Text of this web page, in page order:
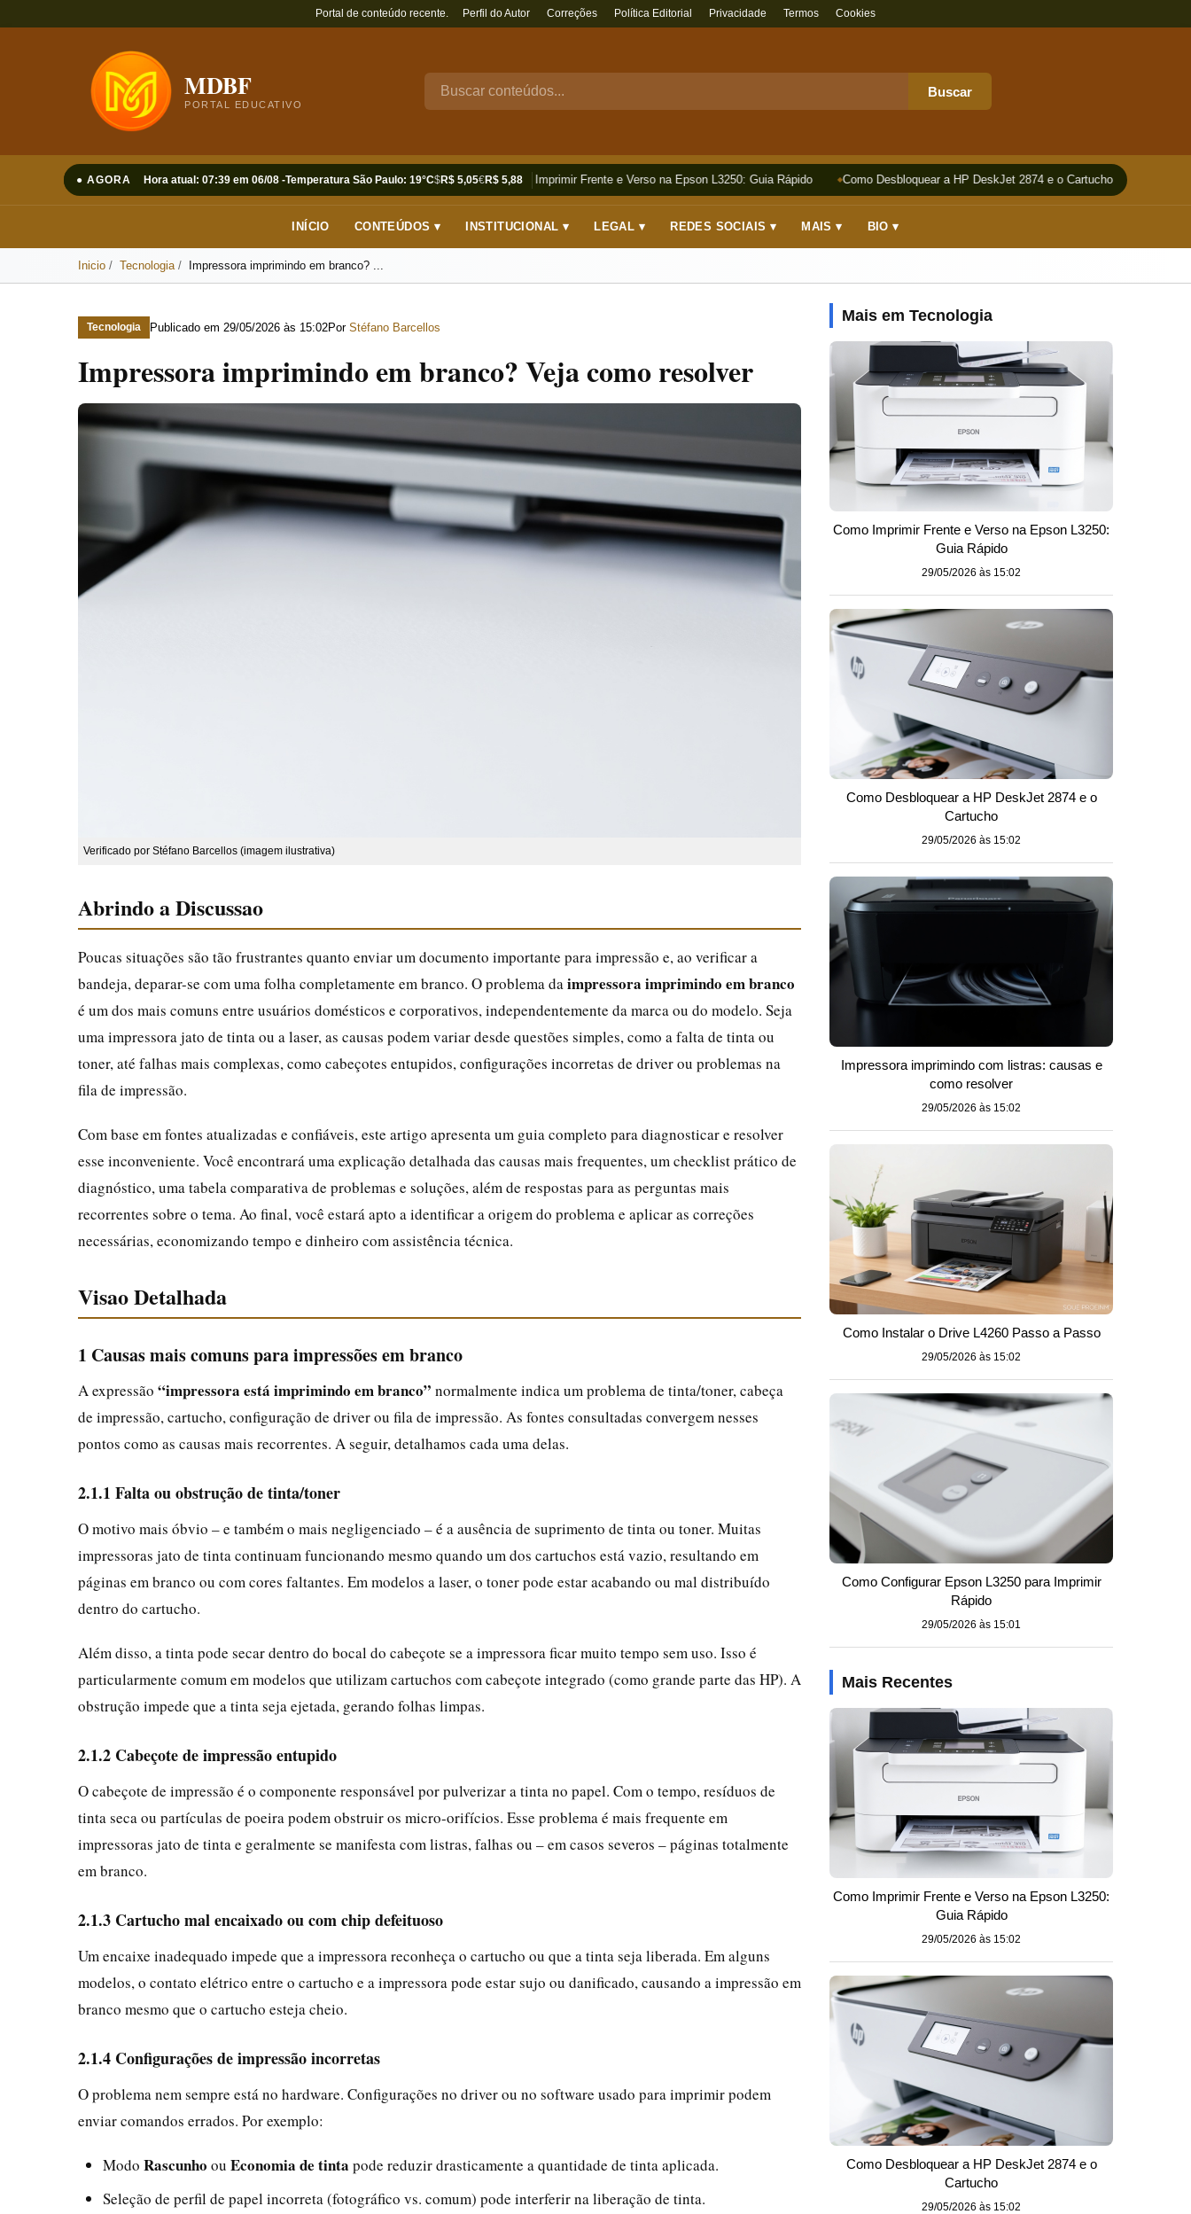
Portal de conteúdo recente. Perfil do Autor Correções Política Editorial Privacidade Termos Cookies
MDBF
PORTAL EDUCATIVO
Buscar
● AGORA Hora atual: 07:39 em 06/08 -Temperatura São Paulo: 19°C$R$ 5,05€R$ 5,88
Como Imprimir Frente e Verso na Epson L3250: Guia Rápido Como Desbloquear a HP DeskJet 2874 e o Cartucho
INÍCIO CONTEÚDOS ▾ INSTITUCIONAL ▾ LEGAL ▾ REDES SOCIAIS ▾ MAIS ▾ BIO ▾
Inicio Tecnologia Impressora imprimindo em branco? ...
Tecnologia Publicado em 29/05/2026 às 15:02Por Stéfano Barcellos
Impressora imprimindo em branco? Veja como resolver
Verificado por Stéfano Barcellos (imagem ilustrativa)
Abrindo a Discussao
Poucas situações são tão frustrantes quanto enviar um documento importante para impressão e, ao verificar a
bandeja, deparar-se com uma folha completamente em branco. O problema da impressora imprimindo em branco
é um dos mais comuns entre usuários domésticos e corporativos, independentemente da marca ou do modelo. Seja
uma impressora jato de tinta ou a laser, as causas podem variar desde questões simples, como a falta de tinta ou
toner, até falhas mais complexas, como cabeçotes entupidos, configurações incorretas de driver ou problemas na
fila de impressão.
Com base em fontes atualizadas e confiáveis, este artigo apresenta um guia completo para diagnosticar e resolver
esse inconveniente. Você encontrará uma explicação detalhada das causas mais frequentes, um checklist prático de
diagnóstico, uma tabela comparativa de problemas e soluções, além de respostas para as perguntas mais
recorrentes sobre o tema. Ao final, você estará apto a identificar a origem do problema e aplicar as correções
necessárias, economizando tempo e dinheiro com assistência técnica.
Visao Detalhada
1 Causas mais comuns para impressões em branco
A expressão “impressora está imprimindo em branco” normalmente indica um problema de tinta/toner, cabeça
de impressão, cartucho, configuração de driver ou fila de impressão. As fontes consultadas convergem nesses
pontos como as causas mais recorrentes. A seguir, detalhamos cada uma delas.
2.1.1 Falta ou obstrução de tinta/toner
O motivo mais óbvio – e também o mais negligenciado – é a ausência de suprimento de tinta ou toner. Muitas
impressoras jato de tinta continuam funcionando mesmo quando um dos cartuchos está vazio, resultando em
páginas em branco ou com cores faltantes. Em modelos a laser, o toner pode estar acabando ou mal distribuído
dentro do cartucho.
Além disso, a tinta pode secar dentro do bocal do cabeçote se a impressora ficar muito tempo sem uso. Isso é
particularmente comum em modelos que utilizam cartuchos com cabeçote integrado (como grande parte das HP). A
obstrução impede que a tinta seja ejetada, gerando folhas limpas.
2.1.2 Cabeçote de impressão entupido
O cabeçote de impressão é o componente responsável por pulverizar a tinta no papel. Com o tempo, resíduos de
tinta seca ou partículas de poeira podem obstruir os micro-orifícios. Esse problema é mais frequente em
impressoras jato de tinta e geralmente se manifesta com listras, falhas ou – em casos severos – páginas totalmente
em branco.
2.1.3 Cartucho mal encaixado ou com chip defeituoso
Um encaixe inadequado impede que a impressora reconheça o cartucho ou que a tinta seja liberada. Em alguns
modelos, o contato elétrico entre o cartucho e a impressora pode estar sujo ou danificado, causando a impressão em
branco mesmo que o cartucho esteja cheio.
2.1.4 Configurações de impressão incorretas
O problema nem sempre está no hardware. Configurações no driver ou no software usado para imprimir podem
enviar comandos errados. Por exemplo:
Modo Rascunho ou Economia de tinta pode reduzir drasticamente a quantidade de tinta aplicada.
Seleção de perfil de papel incorreta (fotográfico vs. comum) pode interferir na liberação de tinta.
Mais em Tecnologia
Como Imprimir Frente e Verso na Epson L3250:
Guia Rápido
29/05/2026 às 15:02
Como Desbloquear a HP DeskJet 2874 e o
Cartucho
29/05/2026 às 15:02
Impressora imprimindo com listras: causas e
como resolver
29/05/2026 às 15:02
Como Instalar o Drive L4260 Passo a Passo
29/05/2026 às 15:02
Como Configurar Epson L3250 para Imprimir
Rápido
29/05/2026 às 15:01
Mais Recentes
Como Imprimir Frente e Verso na Epson L3250:
Guia Rápido
29/05/2026 às 15:02
Como Desbloquear a HP DeskJet 2874 e o
Cartucho
29/05/2026 às 15:02